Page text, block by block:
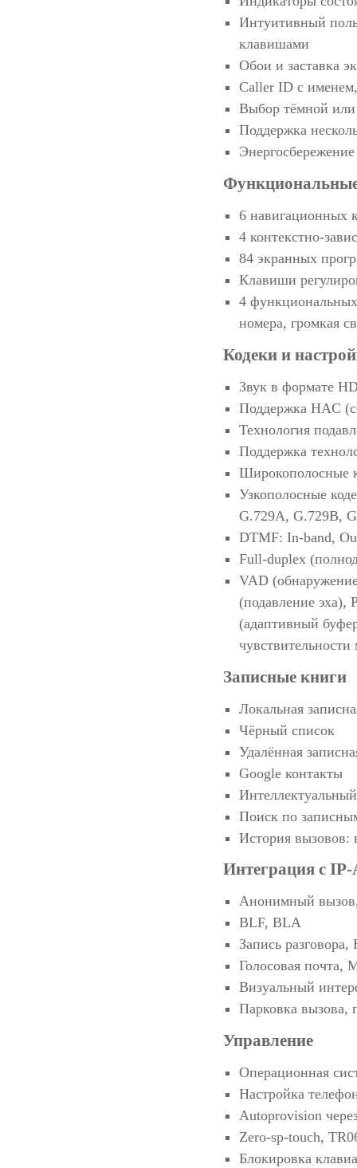
Интуитивный
клавишами
Обои и заставка
Caller ID с
Выбор тёмной или
Поддержка
Энергосбережение
6 навигационных
4 контекстно-
84 экранных
Клавиши
4
номера, громкая
Кодеки и
Звук в формате
Поддержка HAC
Технология
Поддержка
Широкополосные
Узкополосные
G.729A, G.729B,
DTMF: In-band,
Full-duplex
VAD
(подавление эха),
(адаптивный
Записные книги
Локальная
Чёрный список
Удалённая
Google контакты
Поиск по
История вызовов:
Интеграция с
Анонимный
BLF, BLA
Запись
Голосовая почта,
Визуальный
Парковка вызова,
Управление
Операционная
Настройка
Autoprovision
Zero-sp-touch,
Блокировка